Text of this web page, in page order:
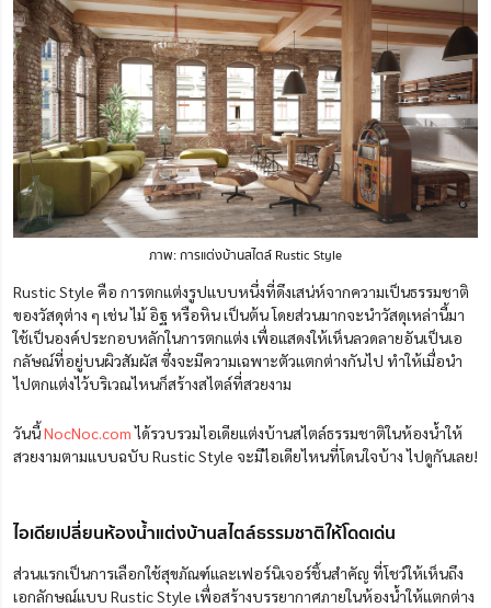
ภาพ: การแต่งบ้านสไตล์ Rustic Style
Rustic Style คือ การตกแต่งรูปแบบหนึ่งที่ดึงเสน่ห์จากความเป็นธรรมชาติ
ของวัสดุต่าง ๆ เช่น ไม้ อิฐ หรือหิน เป็นต้น โดยส่วนมากจะนำวัสดุเหล่านี้มา
ใช้เป็นองค์ประกอบหลักในการตกแต่ง เพื่อแสดงให้เห็นลวดลายอันเป็นเอ
กลัษณ์ที่อยู่บนผิวสัมผัส ซึ่งจะมีความเฉพาะตัวแตกต่างกันไป ทำให้เมื่อนำ
ไปตกแต่งไว้บริเวณไหนก็สร้างสไตล์ที่สวยงาม
วันนี้NocNoc.comได้รวบรวมไอเดียแต่งบ้านสไตล์ธรรมชาติในห้องน้ำให้
สวยงามตามแบบฉบับ Rustic Style จะมีไอเดียไหนที่โดนใจบ้าง ไปดูกันเลย!
ไอเดียเปลี่ยนห้องน้ำแต่งบ้านสไตล์ธรรมชาติให้โดดเด่น
ส่วนแรกเป็นการเลือกใช้สุขภัณฑ์และเฟอร์นิเจอร์ชิ้นสำคัญ ที่โชว์ให้เห็นถึง
เอกลักษณ์แบบ Rustic Style เพื่อสร้างบรรยากาศภายในห้องน้ำให้แตกต่าง